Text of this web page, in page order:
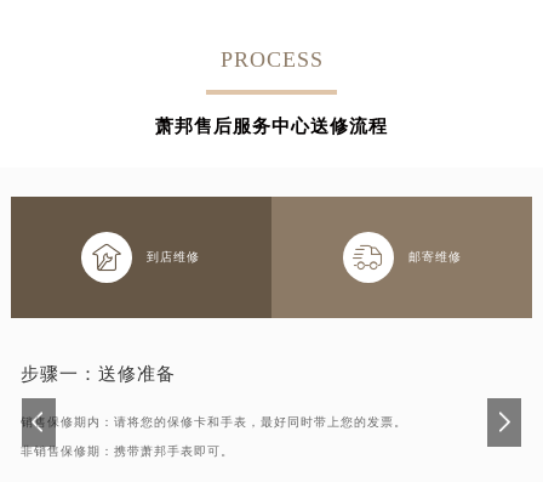
PROCESS
萧邦售后服务中心送修流程
 到店维修  邮寄维修
步骤一： 送修准备
销售保修期内：请将您的保修卡和手表，最好同时带上您的发票。
非销售保修期：携带萧邦手表即可。